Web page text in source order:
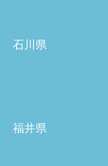
石川県
福井県